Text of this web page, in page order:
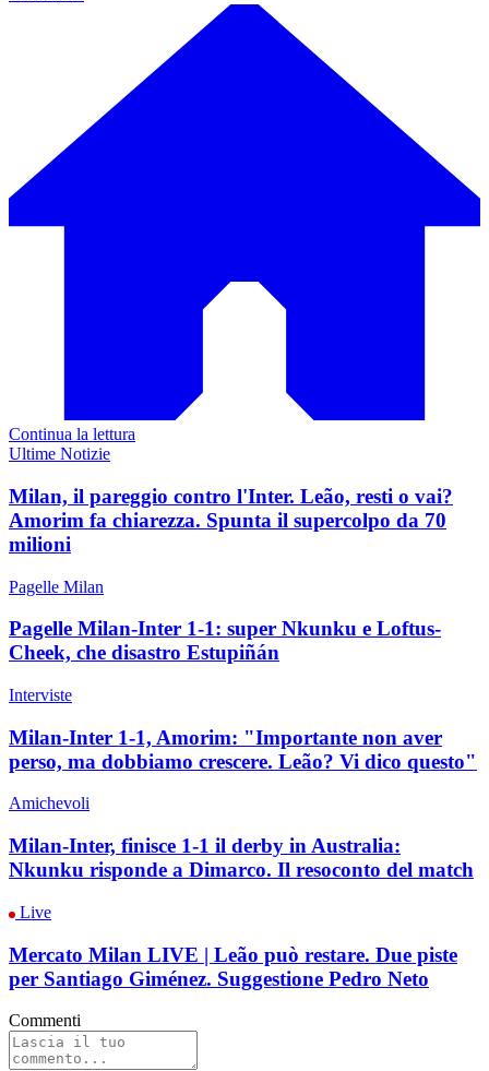
Continua la lettura
Ultime Notizie
Milan, il pareggio contro l'Inter. Leão, resti o vai?
Amorim fa chiarezza. Spunta il supercolpo da 70
milioni
Pagelle Milan
Pagelle Milan-Inter 1-1: super Nkunku e Loftus-
Cheek, che disastro Estupiñán
Interviste
Milan-Inter 1-1, Amorim: "Importante non aver
perso, ma dobbiamo crescere. Leão? Vi dico questo"
Amichevoli
Milan-Inter, finisce 1-1 il derby in Australia:
Nkunku risponde a Dimarco. Il resoconto del match
Live
Mercato Milan LIVE | Leão può restare. Due piste
per Santiago Giménez. Suggestione Pedro Neto
Commenti